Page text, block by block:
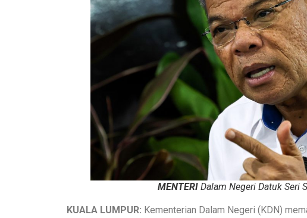
MENTERI Dalam Negeri Datuk Seri
KUALA LUMPUR: Kementerian Dalam Negeri (KDN)